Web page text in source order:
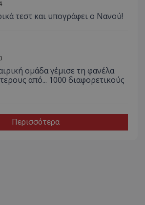
τεστ και υπογράφει ο Νανού!
ομάδα γέμισε τη φανέλα
από... 1000 διαφορετικούς
Περισσότερα